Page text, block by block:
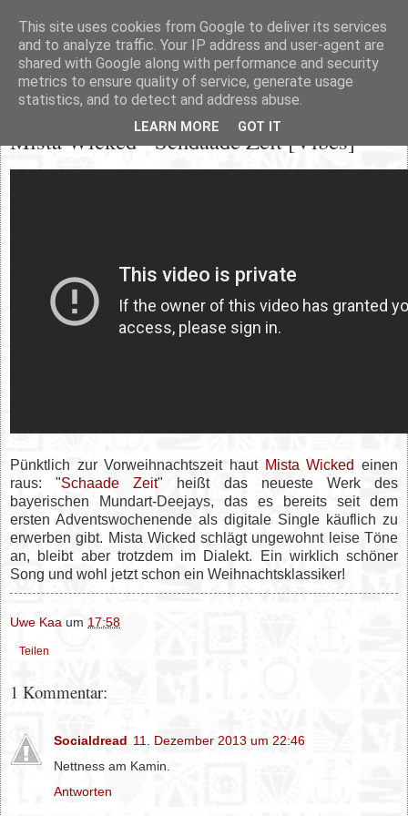
Mittwoch, 11. Dezember 2013
Mista Wicked - Schdaade Zeit [Vibes]
Pünktlich zur Vorweihnachtszeit haut Mista Wicked einen
raus: "Schaade Zeit" heißt das neueste Werk des
bayerischen Mundart-Deejays, das es bereits seit dem
ersten Adventswochenende als digitale Single käuflich zu
erwerben gibt. Mista Wicked schlägt ungewohnt leise Töne
an, bleibt aber trotzdem im Dialekt. Ein wirklich schöner
Song und wohl jetzt schon ein Weihnachtsklassiker!
Uwe Kaa um 17:58
Teilen
1 Kommentar:
Socialdread 11. Dezember 2013 um 22:46
Nettness am Kamin.
Antworten
This site uses cookies from Google to deliver its services
and to analyze traffic. Your IP address and user-agent are
shared with Google along with performance and security
metrics to ensure quality of service, generate usage
statistics, and to detect and address abuse.
LEARN MORE GOT IT